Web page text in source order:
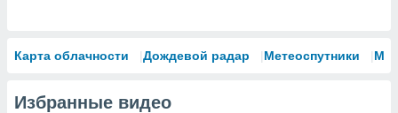
Карта облачности Дождевой радар Метеоспутники
Избранные видео